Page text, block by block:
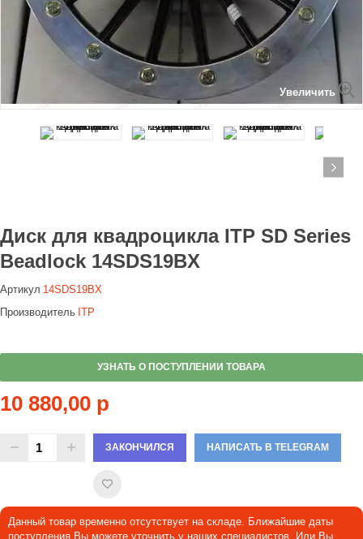
Увеличить
Диск для квадроцикла ITP SD Series
Beadlock 14SDS19BX
Артикул 14SDS19BX
Производитель ITP
УЗНАТЬ О ПОСТУПЛЕНИИ ТОВАРА
10 880,00 р
ЗАКОНЧИЛСЯ НАПИСАТЬ В TELEGRAM
Данный товар временно отсутствует на складе. Ближайшие даты
поступления Вы можете уточнить у наших специалистов. Или Вы